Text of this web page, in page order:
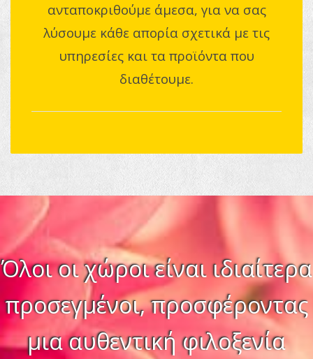
ανταποκριθούμε άμεσα, για να σας
λύσουμε κάθε απορία σχετικά με τις
υπηρεσίες και τα προϊόντα που
διαθέτουμε.
Όλοι οι χώροι είναι ιδιαίτερα
προσεγμένοι, προσφέροντας
μια αυθεντική φιλοξενία